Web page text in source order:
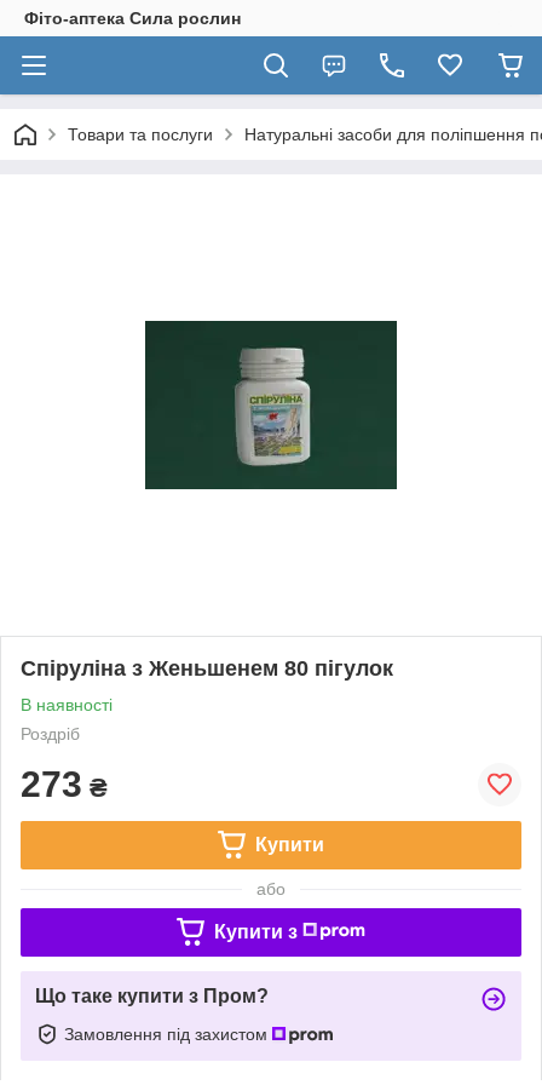
Фіто-аптека Сила рослин
Товари та послуги Натуральні засоби для поліпшення
Спіруліна з Женьшенем 80 пігулок
В наявності
Роздріб
273 ₴
Купити
або
Купити з
Що таке купити з Пром?
Замовлення під захистом